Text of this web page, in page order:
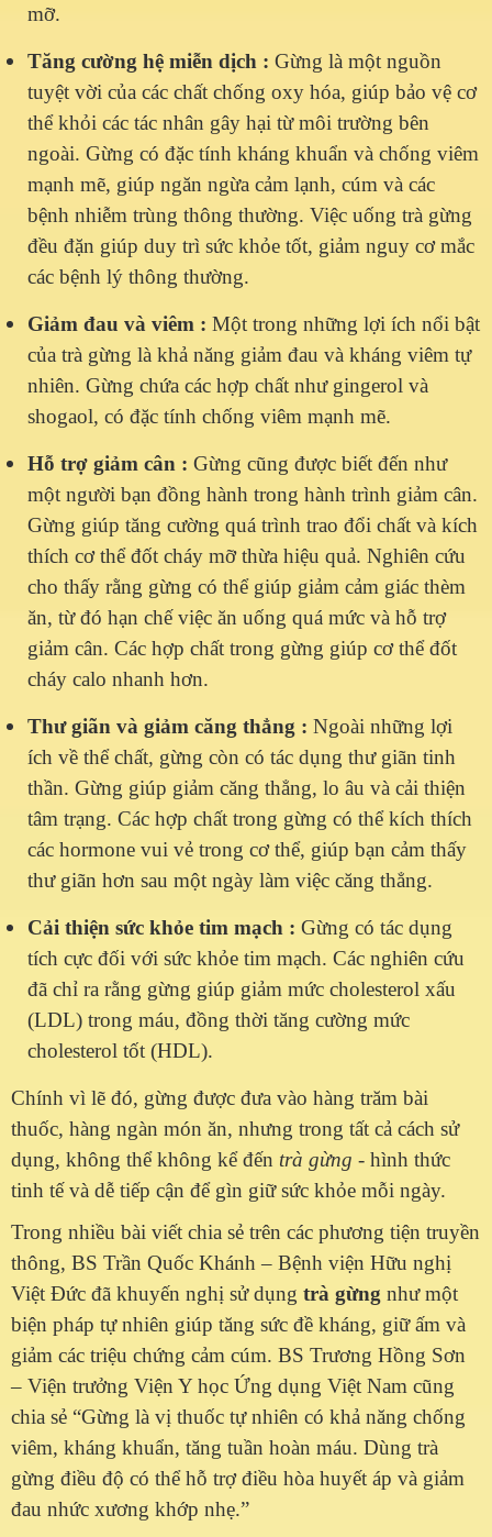
mỡ.
Tăng cường hệ miễn dịch : Gừng là một nguồn
tuyệt vời của các chất chống oxy hóa, giúp bảo vệ cơ
thể khỏi các tác nhân gây hại từ môi trường bên
ngoài. Gừng có đặc tính kháng khuẩn và chống viêm
mạnh mẽ, giúp ngăn ngừa cảm lạnh, cúm và các
bệnh nhiễm trùng thông thường. Việc uống trà gừng
đều đặn giúp duy trì sức khỏe tốt, giảm nguy cơ mắc
các bệnh lý thông thường.
Giảm đau và viêm : Một trong những lợi ích nổi bật
của trà gừng là khả năng giảm đau và kháng viêm tự
nhiên. Gừng chứa các hợp chất như gingerol và
shogaol, có đặc tính chống viêm mạnh mẽ.
Hỗ trợ giảm cân : Gừng cũng được biết đến như
một người bạn đồng hành trong hành trình giảm cân.
Gừng giúp tăng cường quá trình trao đổi chất và kích
thích cơ thể đốt cháy mỡ thừa hiệu quả. Nghiên cứu
cho thấy rằng gừng có thể giúp giảm cảm giác thèm
ăn, từ đó hạn chế việc ăn uống quá mức và hỗ trợ
giảm cân. Các hợp chất trong gừng giúp cơ thể đốt
cháy calo nhanh hơn.
Thư giãn và giảm căng thẳng : Ngoài những lợi
ích về thể chất, gừng còn có tác dụng thư giãn tinh
thần. Gừng giúp giảm căng thẳng, lo âu và cải thiện
tâm trạng. Các hợp chất trong gừng có thể kích thích
các hormone vui vẻ trong cơ thể, giúp bạn cảm thấy
thư giãn hơn sau một ngày làm việc căng thẳng.
Cải thiện sức khỏe tim mạch : Gừng có tác dụng
tích cực đối với sức khỏe tim mạch. Các nghiên cứu
đã chỉ ra rằng gừng giúp giảm mức cholesterol xấu
(LDL) trong máu, đồng thời tăng cường mức
cholesterol tốt (HDL).
Chính vì lẽ đó, gừng được đưa vào hàng trăm bài
thuốc, hàng ngàn món ăn, nhưng trong tất cả cách sử
dụng, không thể không kể đến trà gừng - hình thức
tinh tế và dễ tiếp cận để gìn giữ sức khỏe mỗi ngày.
Trong nhiều bài viết chia sẻ trên các phương tiện truyền
thông, BS Trần Quốc Khánh – Bệnh viện Hữu nghị
Việt Đức đã khuyến nghị sử dụng trà gừng như một
biện pháp tự nhiên giúp tăng sức đề kháng, giữ ấm và
giảm các triệu chứng cảm cúm. BS Trương Hồng Sơn
– Viện trưởng Viện Y học Ứng dụng Việt Nam cũng
chia sẻ “Gừng là vị thuốc tự nhiên có khả năng chống
viêm, kháng khuẩn, tăng tuần hoàn máu. Dùng trà
gừng điều độ có thể hỗ trợ điều hòa huyết áp và giảm
đau nhức xương khớp nhẹ.”